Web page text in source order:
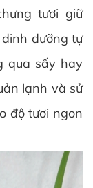
tươi giữ
dưỡng tự
qua sấy hay
lạnh và sử
độ tươi ngon